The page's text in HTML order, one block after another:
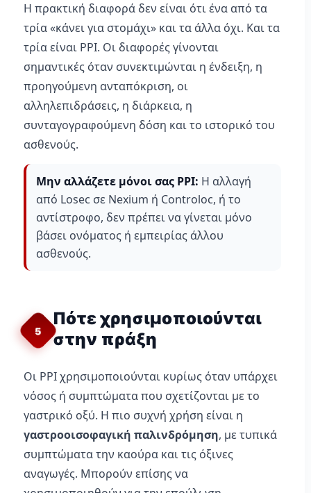
Η πρακτική διαφορά δεν είναι ότι ένα από τα
τρία «κάνει για στομάχι» και τα άλλα όχι. Και τα
τρία είναι PPI. Οι διαφορές γίνονται
σημαντικές όταν συνεκτιμώνται η ένδειξη, η
προηγούμενη ανταπόκριση, οι
αλληλεπιδράσεις, η διάρκεια, η
συνταγογραφούμενη δόση και το ιστορικό του
ασθενούς.
Μην αλλάζετε μόνοι σας PPI: Η αλλαγή
από Losec σε Nexium ή Controloc, ή το
αντίστροφο, δεν πρέπει να γίνεται μόνο
βάσει ονόματος ή εμπειρίας άλλου
ασθενούς.
5
Πότε χρησιμοποιούνται
στην πράξη
Οι PPI χρησιμοποιούνται κυρίως όταν υπάρχει
νόσος ή συμπτώματα που σχετίζονται με το
γαστρικό οξύ. Η πιο συχνή χρήση είναι η
γαστροοισοφαγική παλινδρόμηση, με τυπικά
συμπτώματα την καούρα και τις όξινες
αναγωγές. Μπορούν επίσης να